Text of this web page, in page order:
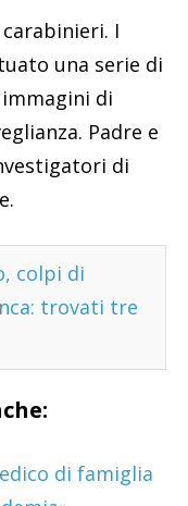
I
una serie di
di
Padre e
di
colpi di
trovati tre
di famiglia